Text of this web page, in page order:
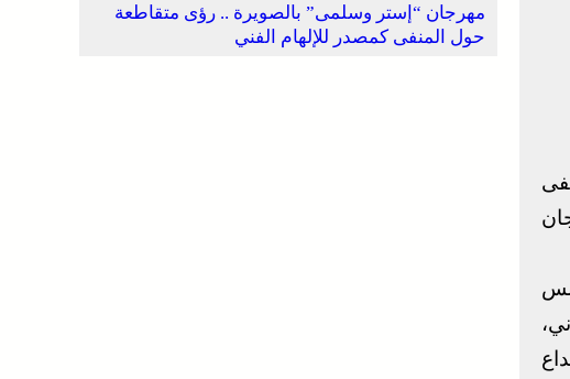
مهرجان “إستر وسلمى” بالصويرة .. رؤى متقاطعة
حول المنفى كمصدر للإلهام الفني